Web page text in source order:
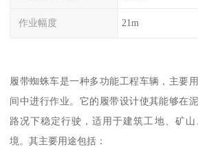
作业幅度 21m
履带蜘蛛车是一种多功能工程车辆，主要
间中进行作业。它的履带设计使其能够在
路况下稳定行驶，适用于建筑工地、矿
境。其主要用途包括：